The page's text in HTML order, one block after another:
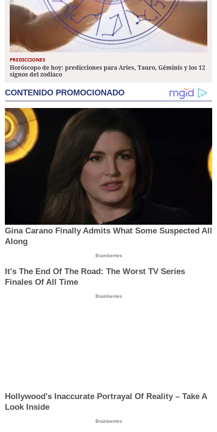
PREDICCIONES
Horóscopo de hoy: predicciones para Aries, Tauro, Géminis y los 12
signos del zodiaco
CONTENIDO PROMOCIONADO
Gina Carano Finally Admits What Some Suspected All
Along
Brainberries
It's The End Of The Road: The Worst TV Series
Finales Of All Time
Brainberries
Hollywood's Inaccurate Portrayal Of Reality – Take A
Look Inside
Brainberries